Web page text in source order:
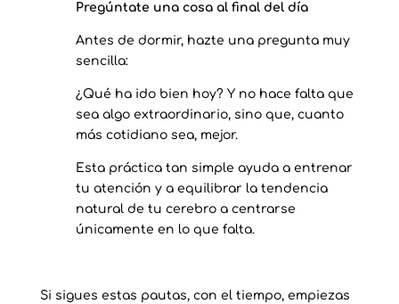
Pregúntate una cosa al final del día
Antes de dormir, hazte una pregunta muy
sencilla:
¿Qué ha ido bien hoy? Y no hace falta que
sea algo extraordinario, sino que, cuanto
más cotidiano sea, mejor.
Esta práctica tan simple ayuda a entrenar
tu atención y a equilibrar la tendencia
natural de tu cerebro a centrarse
únicamente en lo que falta.
Si sigues estas pautas, con el tiempo, empiezas